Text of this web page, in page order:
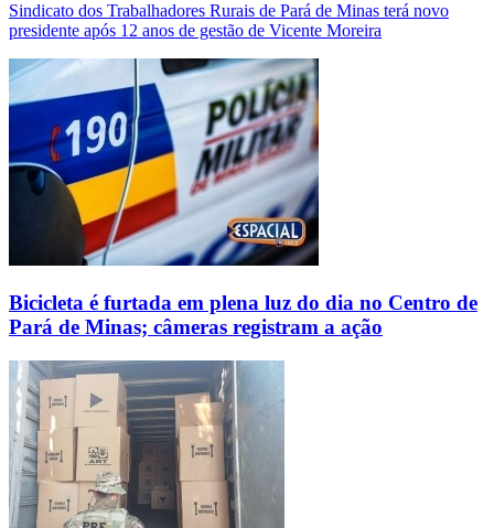
Sindicato dos Trabalhadores Rurais de Pará de Minas terá novo
presidente após 12 anos de gestão de Vicente Moreira
Bicicleta é furtada em plena luz do dia no Centro de
Pará de Minas; câmeras registram a ação